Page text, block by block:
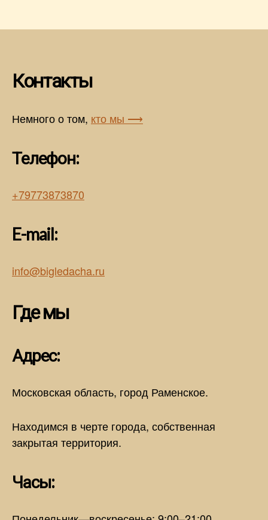
Контакты
Немного о том, кто мы ⟶
Телефон:
+79773873870
E-mail:
info@bigledacha.ru
Где мы
Адрес:
Московская область, город Раменское.
Находимся в черте города, собственная
закрытая территория.
Часы: